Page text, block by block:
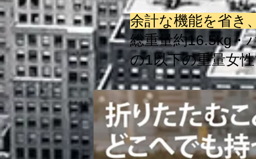
余計な機能を省き
総重量約16.5kg・
の1以下の重量女